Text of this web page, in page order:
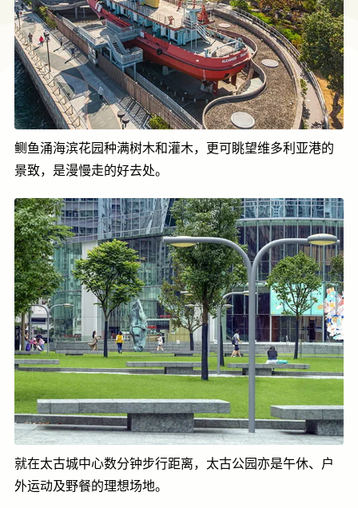
鲗鱼涌海滨花园种满树木和灌木，更可眺望维多利亚港的
景致，是漫慢走的好去处。
就在太古城中心数分钟步行距离，太古公园亦是午休、户
外运动及野餐的理想场地。